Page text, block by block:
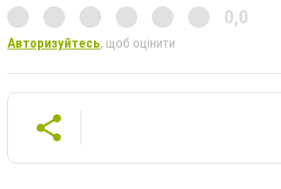
0,0
Авторизуйтесь, щоб оцінити